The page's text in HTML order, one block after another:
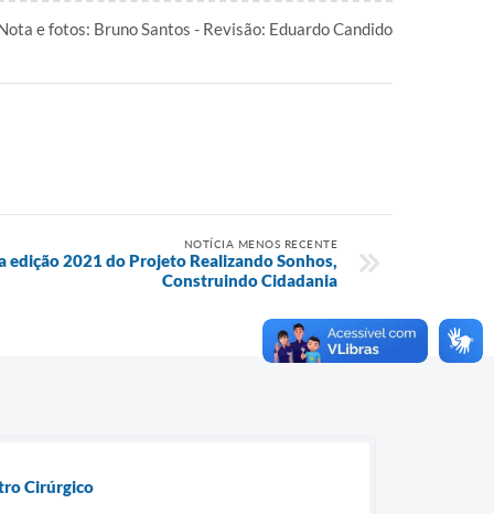
e fotos: Bruno Santos - Revisão: Eduardo Candido
NOTÍCIA MENOS RECENTE
2021 do Projeto Realizando Sonhos,
Construindo Cidadania
Cirúrgico